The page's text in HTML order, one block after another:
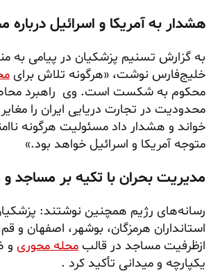
هشدار به آمریکا و اسرائیل درباره
به گزارش تسنیم پزشکیان در پیامی به
خلیج‌فارس نوشت، «هرگونه تلاش برای
محکوم به شکست است. وی راهبرد
محدودیت در تجارت دریایی ایران را
خواند و هشدار داد مسئولیت هرگونه
متوجه آمریکا و اسرائیل خواهد بود.»
مدیریت بحران با تکیه بر مساجد
رسانه‌های رژیم همچنین نوشتند:
استانداران هرمزگان، بوشهر، اصفهان و
ازظرفیت مساجد در قالب محله محوری و
یکپارچه و میدانی تأکید کرد .